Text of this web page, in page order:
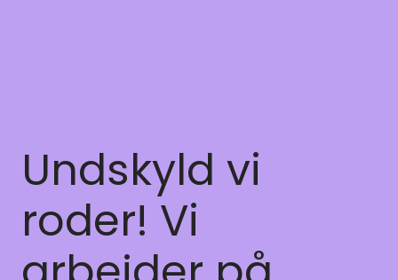
Undskyld vi
roder! Vi